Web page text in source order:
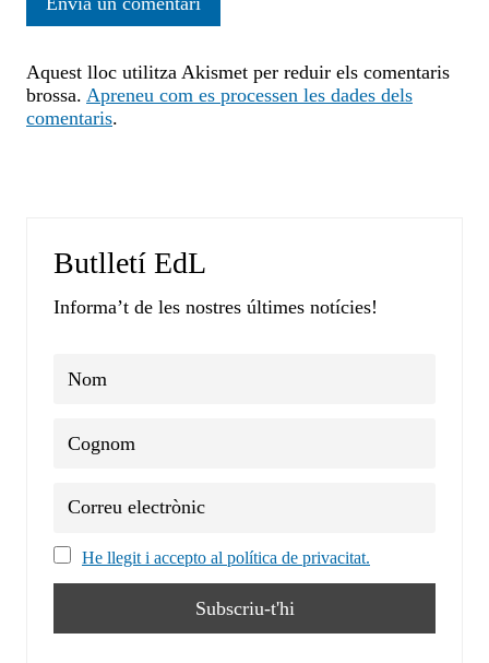
Aquest lloc utilitza Akismet per reduir els comentaris
brossa. Apreneu com es processen les dades dels
comentaris.
Butlletí EdL
Informa’t de les nostres últimes notícies!
He llegit i accepto al política de privacitat.